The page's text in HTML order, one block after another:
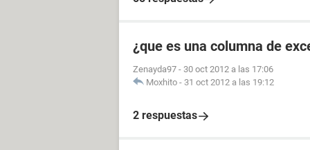
¿que es una columna de
Zenayda97 - 30 oct 2012 a las 17:06
Moxhito - 31 oct 2012 a las 19:12
2 respuestas